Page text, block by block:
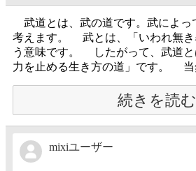
武道とは、武の道です。武によっ
考えます。 武とは、「いわれ無き
う意味です。 したがって、武道と
力を止める生き方の道」です。 当
続きを読む
mixiユーザー